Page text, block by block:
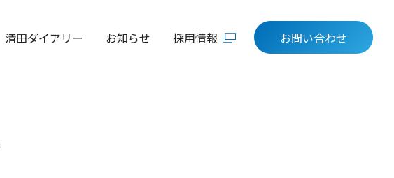
清田ダイアリー お知らせ 採用情報 お問い合わせ